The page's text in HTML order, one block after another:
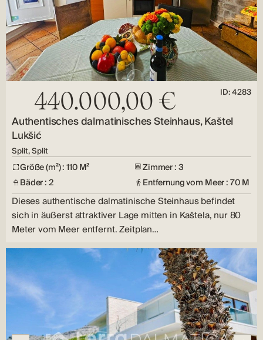
440.000,00 € ID: 4283
Authentisches dalmatinisches Steinhaus, Kaštel
Lukšić
Split, Split
Größe (m²) : 110 M²
Zimmer : 3
Bäder : 2
Entfernung vom Meer : 70 M
Dieses authentische dalmatinische Steinhaus befindet
sich in äußerst attraktiver Lage mitten in Kaštela, nur 80
Meter vom Meer entfernt. Zeitplan…